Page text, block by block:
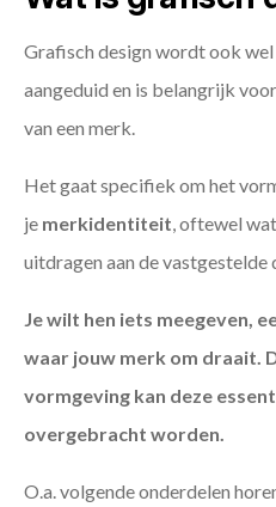
Grafisch design wordt ook
aangeduid en is belangrijk
van een merk.
Het gaat specifiek om het
je merkidentiteit , oftewel
uitdragen aan de vastgestelde
Je wilt hen iets meegeven,
waar jouw merk om draait.
vormgeving kan deze
overgebracht worden.
O.a. volgende onderdelen